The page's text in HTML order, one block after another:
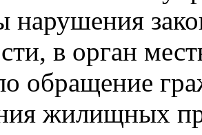
нарушения
в орган
обращение
жилищных